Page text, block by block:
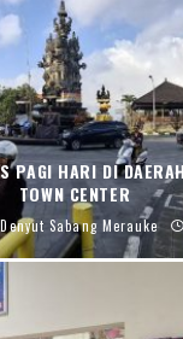
PAGI HARI DI
TOWN CENTER
Denyut Sabang Merauke